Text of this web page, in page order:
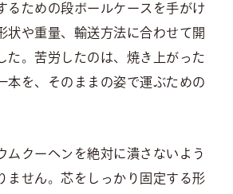
るための段ボールケースを手がけ
状や重量、輸送方法に合わせて開
た。苦労したのは、焼き上がった
本を、そのままの姿で運ぶための
ムクーヘンを絶対に潰さないよう
ません。芯をしっかり固定する形